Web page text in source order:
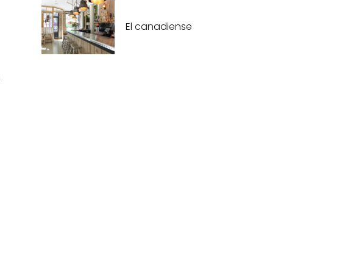
El canadiense